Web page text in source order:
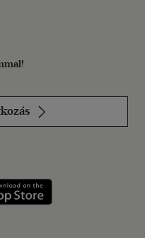
Szerezd meg: Google